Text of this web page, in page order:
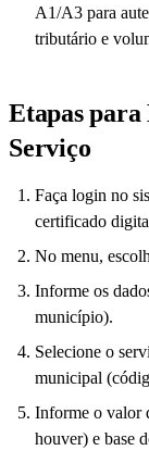
A1/A3 para
tributário e
Etapas
Serviço
Faça login no
certificado
No menu,
Informe os
município).
Selecione o
municipal
Informe o valor
houver) e base